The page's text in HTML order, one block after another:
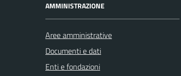
AMMINISTRAZIONE
Aree amministrative
Documenti e dati
Enti e fondazioni